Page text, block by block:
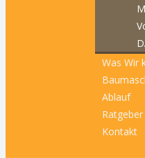
Was Wir
Ablauf
Ratgeber
Kontakt